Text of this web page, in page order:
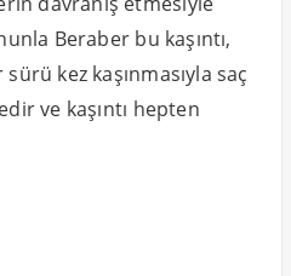
Beraber bu kaşıntı,
kez kaşınmasıyla saç
ve kaşıntı hepten